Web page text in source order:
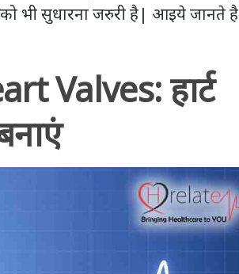
भी सुधारना जरुरी है| आइये जानते है
Valves: हार्ट